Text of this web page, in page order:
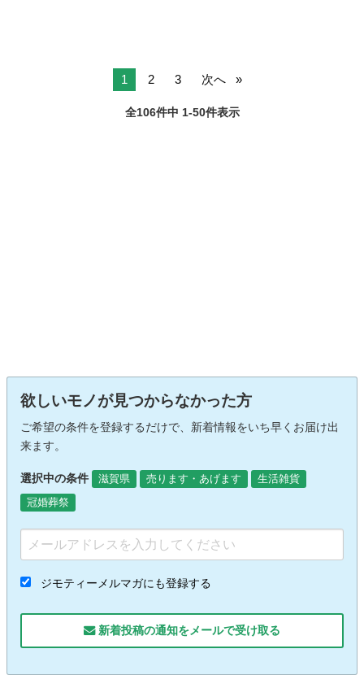
1 2 3 次へ
全106件中 1-50件表示
欲しいモノが見つからなかった方
ご希望の条件を登録するだけで、新着情報をいち早くお届け出
来ます。
選択中の条件 滋賀県 売ります・あげます
生活雑貨
冠婚葬祭
ジモティーメルマガにも登録する
新着投稿の通知をメールで受け取る